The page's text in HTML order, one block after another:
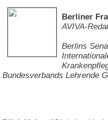
Berliner
AVIVA-
Berlins
Bundesverbands Lehrende